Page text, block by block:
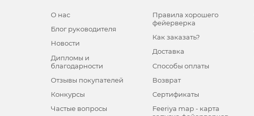
О нас
Блог руководителя
Новости
Дипломы и
благодарности
Отзывы покупателей
Конкурсы
Частые вопросы
Правила хорошего
фейерверка
Как заказать?
Доставка
Способы оплаты
Возврат
Сертификаты
Feeriya map - карта